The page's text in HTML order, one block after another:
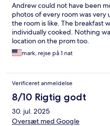
Andrew could not have been
photos of every room was very
the room is like. The breakfast
individually cooked. Nothing
location on the prom too.
mark, rejse på 1 nat
Verificeret anmeldelse
8/10 Rigtig godt
30. jul. 2025
Oversæt med Google